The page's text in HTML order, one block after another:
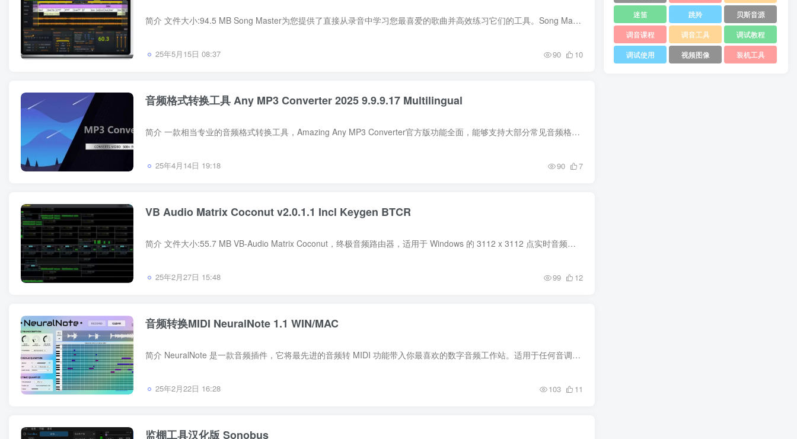
简介 文件大小:94.5 MB Song Master为您提供了直接从录音中学习您最喜爱的歌曲并高效练习它们的工具。Song Master使用高级机器学习和深度学习算法来确定歌曲的高级部分、和弦、小节、节拍、拍号...
25年5月15日 08:37 90 10
音频格式转换工具 Any MP3 Converter 2025 9.9.9.17 Multilingual
简介 一款相当专业的音频格式转换工具，Amazing Any MP3 Converter官方版功能全面，能够支持大部分常见音频格式的转换，可以帮助用户轻松的进行MP3，WAV，WMA，M4A，MP2，AAC，AC3，AIFF，MKA等...
25年4月14日 19:18 90 7
VB Audio Matrix Coconut v2.0.1.1 Incl Keygen BTCR
简介 文件大小:55.7 MB VB-Audio Matrix Coconut，终极音频路由器，适用于 Windows 的 3112 x 3112 点实时音频矩阵。 VB-Audio Matrix 椰子。VB-Audio Matrix Coconut 是一款终极音频路由器（高...
25年2月27日 15:48 99 12
音频转换MIDI NeuralNote 1.1 WIN/MAC
简介 NeuralNote 是一款音频插件，它将最先进的音频转 MIDI 功能带入你最喜欢的数字音频工作站。适用于任何音调乐器（包括人声）。支持复音转录。支持音高弯曲检测。轻量级且转录速度非常快。允...
25年2月22日 16:28 103 11
监棚工具汉化版 Sonobus
迷笛
跳羚
贝斯音源
调音课程
调音工具
调试教程
调试使用
视频图像 装机工具